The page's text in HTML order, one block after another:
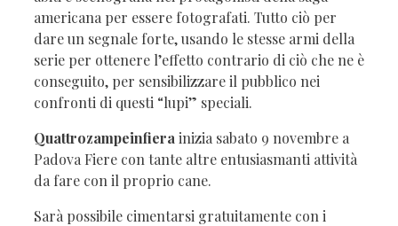
americana per essere fotografati. Tutto ciò per
dare un segnale forte, usando le stesse armi della
serie per ottenere l’effetto contrario di ciò che ne è
conseguito, per sensibilizzare il pubblico nei
confronti di questi “lupi” speciali.
Quattrozampeinfiera inizia sabato 9 novembre a
Padova Fiere con tante altre entusiasmanti attività
da fare con il proprio cane.
Sarà possibile cimentarsi gratuitamente con i